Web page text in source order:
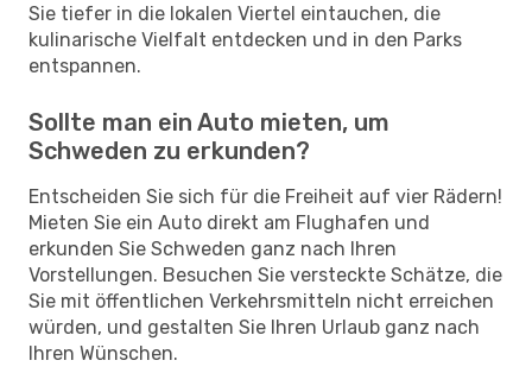
Sie tiefer in die lokalen Viertel eintauchen, die
kulinarische Vielfalt entdecken und in den Parks
entspannen.
Sollte man ein Auto mieten, um
Schweden zu erkunden?
Entscheiden Sie sich für die Freiheit auf vier Rädern!
Mieten Sie ein Auto direkt am Flughafen und
erkunden Sie Schweden ganz nach Ihren
Vorstellungen. Besuchen Sie versteckte Schätze, die
Sie mit öffentlichen Verkehrsmitteln nicht erreichen
würden, und gestalten Sie Ihren Urlaub ganz nach
Ihren Wünschen.